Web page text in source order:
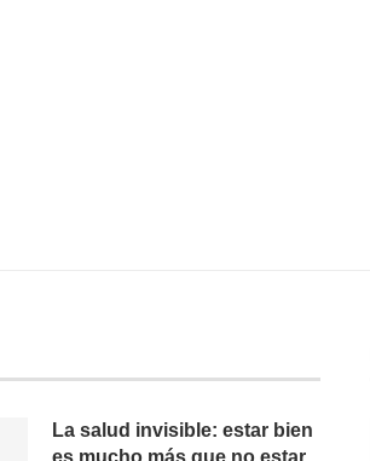
La salud invisible: estar bien
es mucho más que no estar